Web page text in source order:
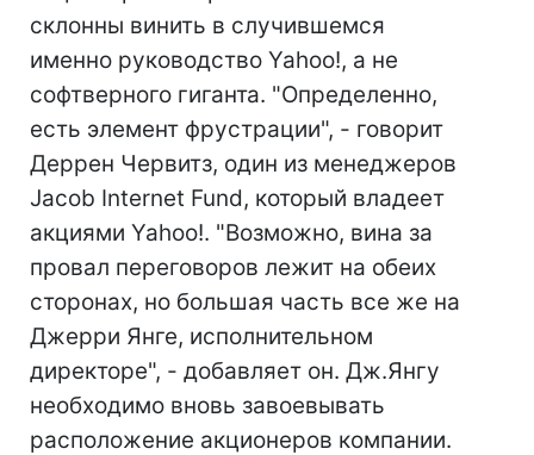
склонны винить в случившемся
именно руководство Yahoo!, а не
софтверного гиганта. "Определенно,
есть элемент фрустрации", - говорит
Деррен Червитз, один из менеджеров
Jacob Internet Fund, который владеет
акциями Yahoo!. "Возможно, вина за
провал переговоров лежит на обеих
сторонах, но большая часть все же на
Джерри Янге, исполнительном
директоре", - добавляет он. Дж.Янгу
необходимо вновь завоевывать
расположение акционеров компании.